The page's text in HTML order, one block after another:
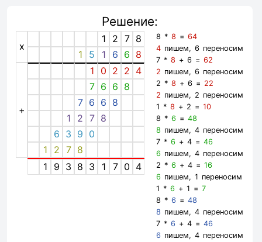
Решение:
x
1 2 7 8
1
5 1 6 6 8
+
1 0 2 2 4
7 6 6 8
7 6 6 8
1
2 7 8
6 3 9 0
1
2 7 8
1
9 3 8 3 1 7 0 4
8 *8 =64
4 пишем, 6 переносим
7 *8 + 6 =62
2 пишем, 6 переносим
2 *8 + 6 = 22
2 пишем, 2 переносим
1 *8 + 2 =10
8 *6 =48
8 пишем, 4 переносим
7 *6 + 4 =46
6 пишем, 4 переносим
2 *6 + 4 =16
6 пишем, 1 переносим
1 *6 + 1 =7
8 *6 =48
8 пишем, 4 переносим
7 *6 + 4 =46
6 пишем, 4 переносим